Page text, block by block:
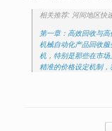
相关推荐: 河间地区快
第一章：高效回收与
机械自动化产品回收
机，特别是那些在市
精准的价格设定机制